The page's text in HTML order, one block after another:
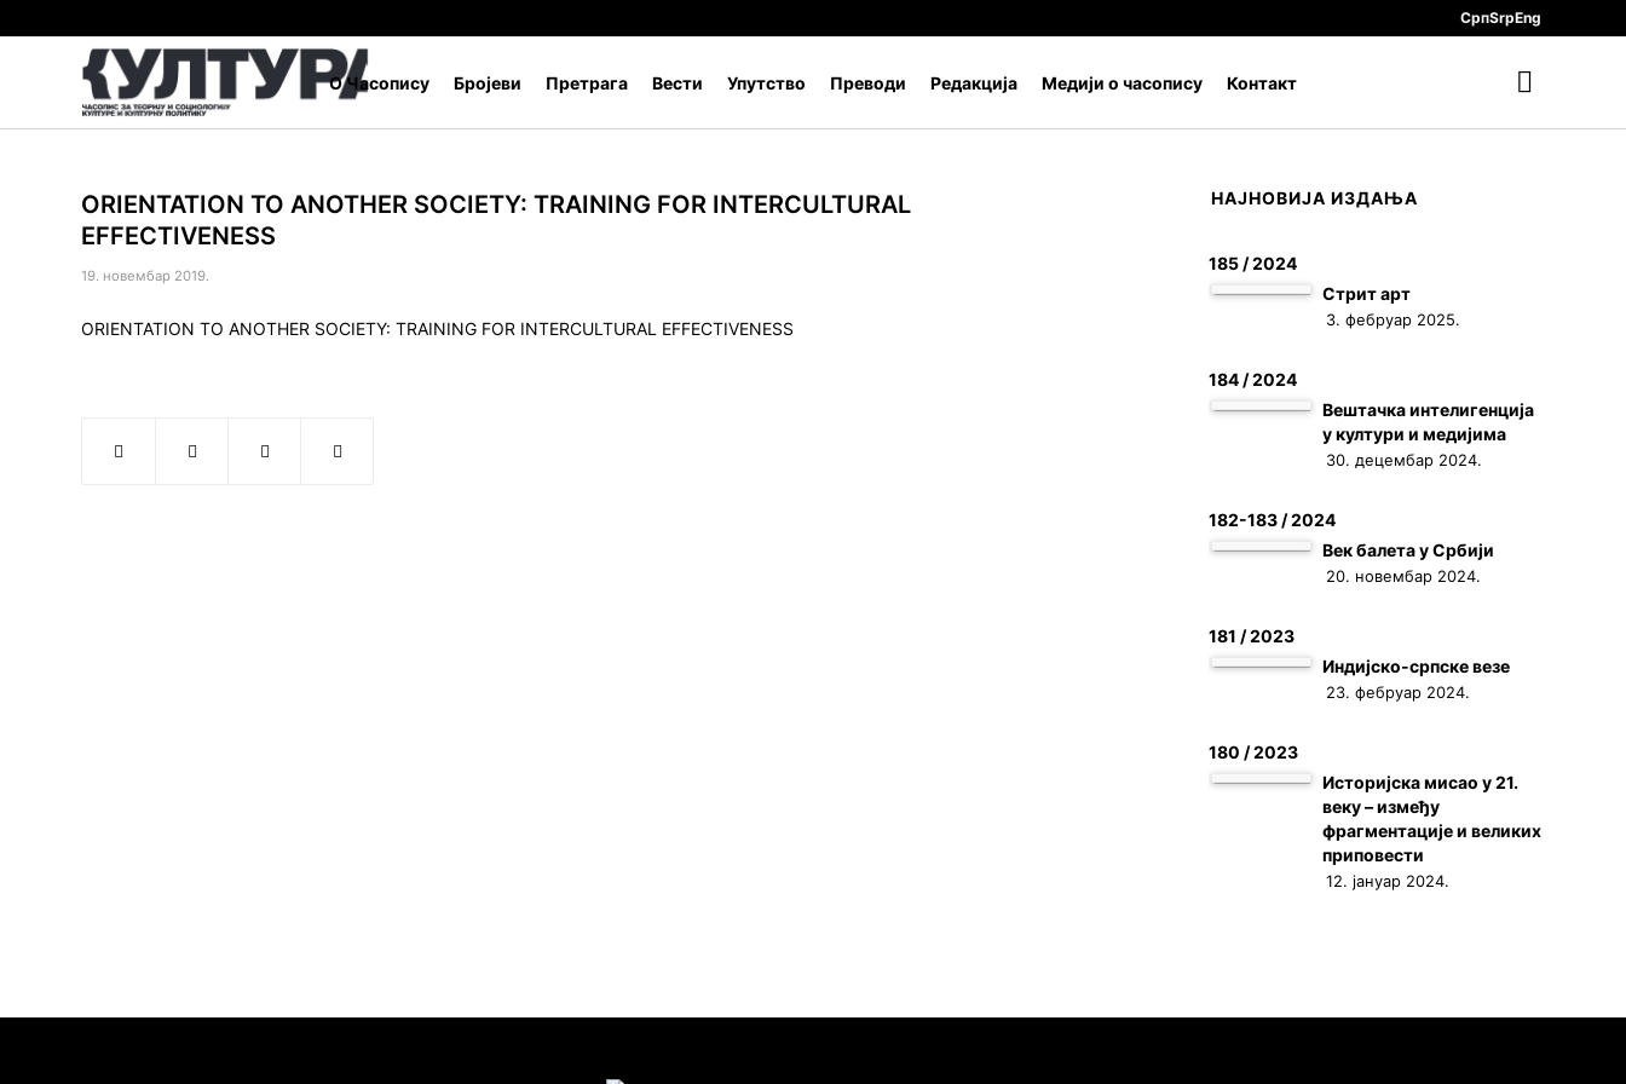
СрпSrpEng
О Часопису Бројеви Претрага Вести Упутство Преводи Редакција Медији о часопису Контакт
ORIENTATION TO ANOTHER SOCIETY: TRAINING FOR INTERCULTURAL
EFFECTIVENESS
19. новембар 2019.
ORIENTATION TO ANOTHER SOCIETY: TRAINING FOR INTERCULTURAL EFFECTIVENESS
НАЈНОВИЈА ИЗДАЊА
185 / 2024
Стрит арт
3. фебруар 2025.
184 / 2024
Вештачка интелигенција
у култури и медијима
30. децембар 2024.
182-183 / 2024
Век балета у Србији
20. новембар 2024.
181 / 2023
Индијско-српске везе
23. фебруар 2024.
180 / 2023
Историјска мисао у 21.
веку – између
фрагментације и великих
приповести
12. јануар 2024.